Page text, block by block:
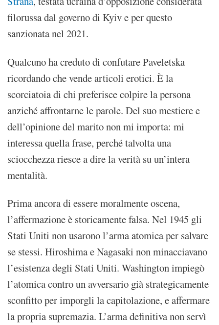
filorussa dal governo di Kyiv e per questo
sanzionata nel 2021.
Qualcuno ha creduto di confutare Paveletska
ricordando che vende articoli erotici. È la
scorciatoia di chi preferisce colpire la persona
anziché affrontarne le parole. Del suo mestiere e
dell’opinione del marito non mi importa: mi
interessa quella frase, perché talvolta una
sciocchezza riesce a dire la verità su un’intera
mentalità.
Prima ancora di essere moralmente oscena,
l’affermazione è storicamente falsa. Nel 1945 gli
Stati Uniti non usarono l’arma atomica per salvare
se stessi. Hiroshima e Nagasaki non minacciavano
l’esistenza degli Stati Uniti. Washington impiegò
l’atomica contro un avversario già strategicamente
sconfitto per imporgli la capitolazione, e affermare
la propria supremazia. L’arma definitiva non servì